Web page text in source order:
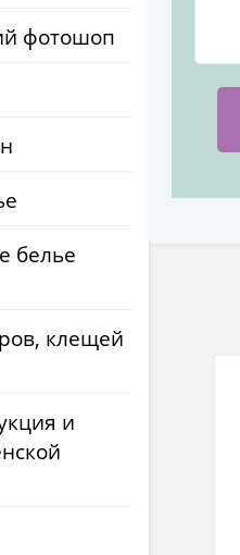
фотошоп
белье
клещей
и